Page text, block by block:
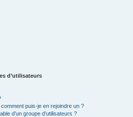
d’utilisateurs
puis-je en rejoindre un ?
d’un groupe d’utilisateurs ?